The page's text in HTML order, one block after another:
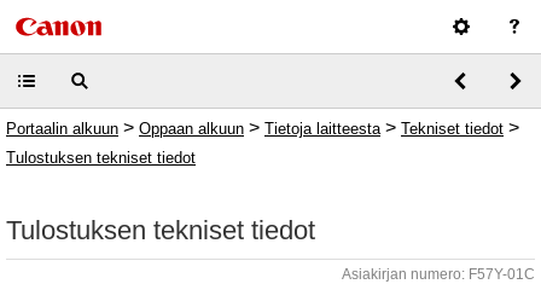
Portaalin alkuun > Oppaan alkuun > Tietoja laitteesta > Tekniset tiedot >
Tulostuksen tekniset tiedot
Tulostuksen tekniset tiedot
Asiakirjan numero: F57Y-01C